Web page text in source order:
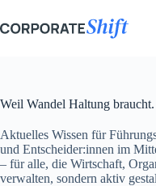
Inhalt
springen
Weil Wandel Haltung braucht.
Aktuelles Wissen für
und Entscheider:innen im
– für alle, die Wirtschaft,
verwalten, sondern aktiv